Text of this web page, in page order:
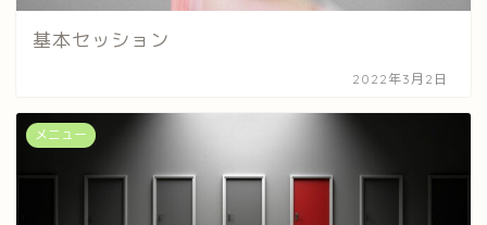
基本セッション
2022年3月2日
メニュー